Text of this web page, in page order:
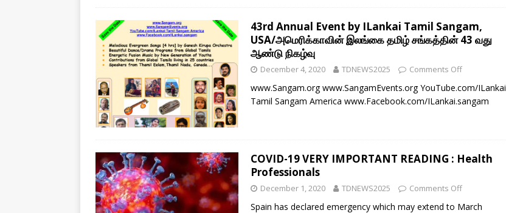
43rd Annual Event by ILankai Tamil Sangam,
USA/அமெரிக்காவின் இலங்கை தமிழ் சங்கத்தின் 43 வது
ஆண்டு நிகழ்வு
December 4, 2020 TDNEWS2025 Comments Off
www.Sangam.org www.SangamEvents.org YouTube.com/ILankai
Tamil Sangam America www.Facebook.com/ILankai.sangam
COVID-19 VERY IMPORTANT READING : Health
Professionals
December 1, 2020 TDNEWS2025 Comments Off
Spain has declared emergency which may extend to March